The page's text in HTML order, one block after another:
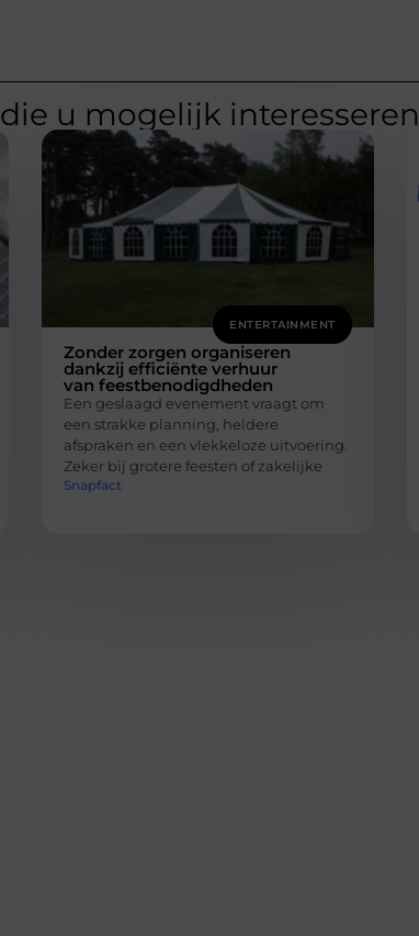
die u mogelijk interesseren
ENTERTAINMENT
Zonder zorgen organiseren
dankzij efficiënte verhuur
van feestbenodigdheden
Een geslaagd evenement vraagt om
een strakke planning, heldere
afspraken en een vlekkeloze uitvoering.
Zeker bij grotere feesten of zakelijke
Snapfact